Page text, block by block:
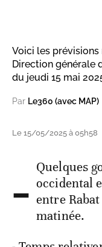
Voici les
Direction générale
du jeudi 15 mai
Par Le360 (avec MAP)
Le 15/05/2025 à 05h58
- Quelques
occidental
entre
matinée.